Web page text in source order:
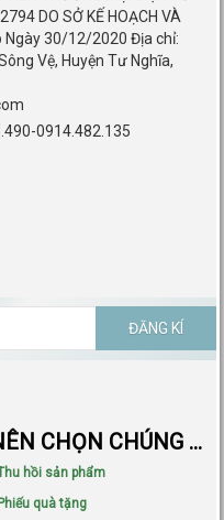
DO SỞ KẾ HOẠCH VÀ
Ngày 30/12/2020 Địa chỉ:
Vệ, Huyện Tư Nghĩa,
0914.482.135
ĐĂNG KÍ
NÊN CHỌN CHÚNG TÔI
hồi sản phẩm
quà tặng